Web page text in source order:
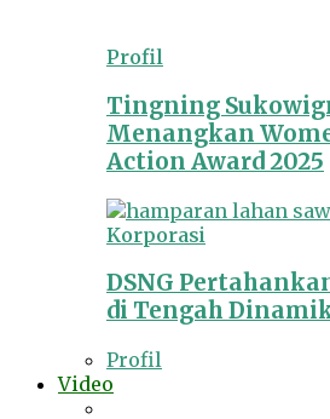
Profil
Tingning
Menangkan
Action Award 2025
Korporasi
DSNG
di Tengah
Profil
Video